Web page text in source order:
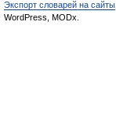
Экспорт словарей на сайты
WordPress, MODx.